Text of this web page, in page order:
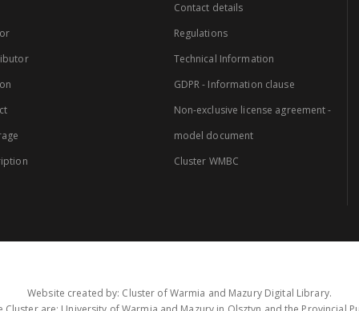
Contact details
Regulations
Technical Information
GDPR - Information clause
Non-exclusive license agreement -
model document
Cluster WMBC
Website created by: Cluster of Warmia and Mazury Digital Library.